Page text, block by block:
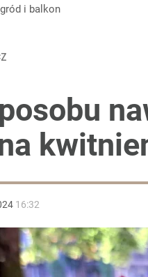
nieskończoność.
branżę do 2030 roku?
Ogród i balkon
16:32